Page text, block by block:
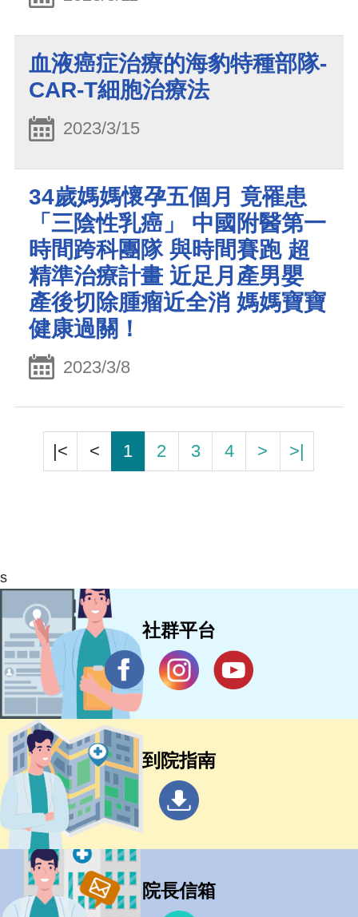
血液癌症治療的海豹特種部隊-
CAR-T細胞治療法
2023/3/15
34歲媽媽懷孕五個月 竟罹患
「三陰性乳癌」 中國附醫第一
時間跨科團隊 與時間賽跑 超
精準治療計畫 近足月產男嬰
產後切除腫瘤近全消 媽媽寶寶
健康過關！
2023/3/8
|< < 1 2 3 4 > >|
s
社群平台
到院指南
院長信箱